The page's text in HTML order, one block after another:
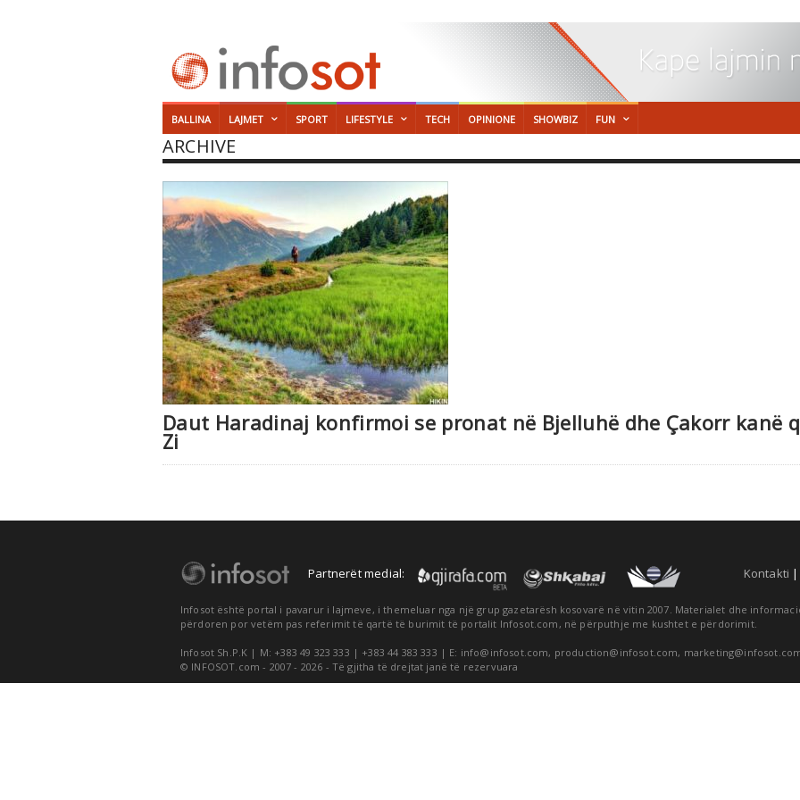
BALLINA LAJMET SPORT LIFESTYLE TECH OPINIONE SHOWBIZ FUN
ARCHIVE
Daut Haradinaj konfirmoi se pronat në Bjelluhë dhe Çakorr kanë
Zi
Partnerët medial: Kontakti
Infosot është portal i pavarur i lajmeve, i themeluar nga një grup gazetarësh kosovarë në vitin 2007. Materialet dhe
përdoren por vetëm pas referimit të qartë të burimit të portalit Infosot.com, në përputhje me kushtet e përdorimit.
Infosot Sh.P.K | M: +383 49 323 333 | +383 44 383 333 | E: info@infosot.com, production@infosot.com,
© INFOSOT.com - 2007 - 2026 - Të gjitha të drejtat janë të rezervuara